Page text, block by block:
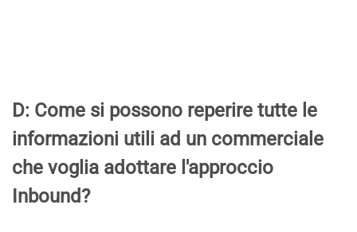
D: Come si possono reperire tutte le
informazioni utili ad un commerciale
che voglia adottare l'approccio
Inbound?